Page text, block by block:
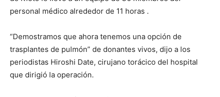
personal médico alrededor de 11 horas .
“Demostramos que ahora tenemos una opción de
trasplantes de pulmón” de donantes vivos, dijo a los
periodistas Hiroshi Date, cirujano torácico del hospital
que dirigió la operación.